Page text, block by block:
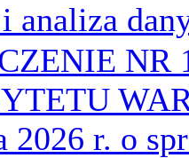
analiza
NR
2026 r. o